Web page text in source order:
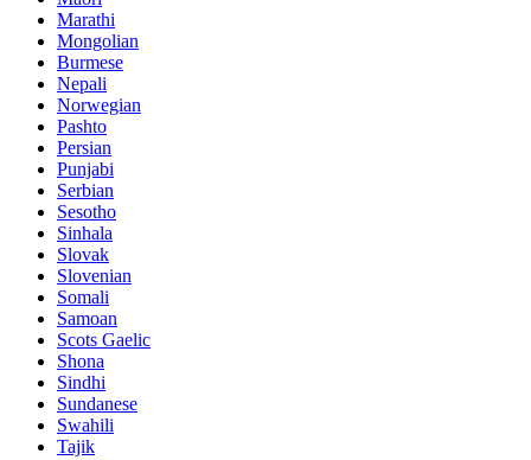
Marathi
Mongolian
Burmese
Nepali
Norwegian
Pashto
Persian
Punjabi
Serbian
Sesotho
Sinhala
Slovak
Slovenian
Somali
Samoan
Scots Gaelic
Shona
Sindhi
Sundanese
Swahili
Tajik